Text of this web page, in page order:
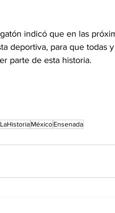
indicó que en las
deportiva, para que todas
parte de esta historia.
MéxicoEnsenada